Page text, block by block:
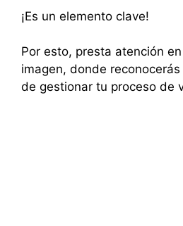
¡Es un elemento clave!
Por esto, presta atención
imagen, donde
de gestionar tu proceso de